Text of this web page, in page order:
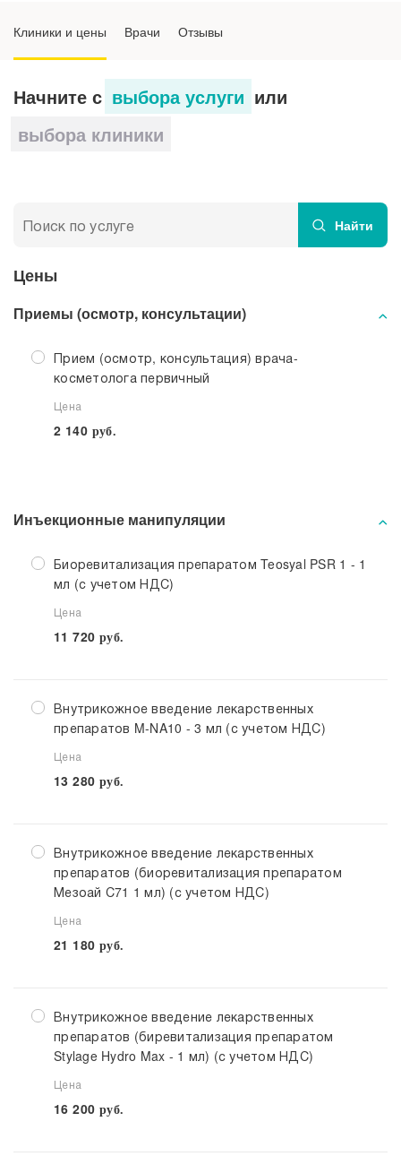
Биоревитализация
Плазмолифтинг
Клиники и цены Врачи Отзывы
Начните с выбора услуги или
выбора клиники
Найти
Цены
Приемы (осмотр, консультации)
Прием (осмотр, консультация) врача-
косметолога первичный
Цена
2 140 руб.
Инъекционные манипуляции
Биоревитализация препаратом Teosyal PSR 1 - 1
мл (с учетом НДС)
Цена
11 720 руб.
Внутрикожное введение лекарственных
препаратов M-NA10 - 3 мл (с учетом НДС)
Цена
13 280 руб.
Внутрикожное введение лекарственных
препаратов (биоревитализация препаратом
Мезоай С71 1 мл) (с учетом НДС)
Цена
21 180 руб.
Внутрикожное введение лекарственных
препаратов (биревитализация препаратом
Stylage Hydro Max - 1 мл) (с учетом НДС)
Цена
16 200 руб.